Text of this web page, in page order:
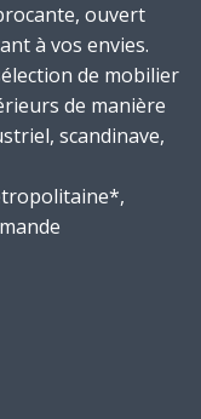
ouvert
à vos envies.
de mobilier
de manière
scandinave,